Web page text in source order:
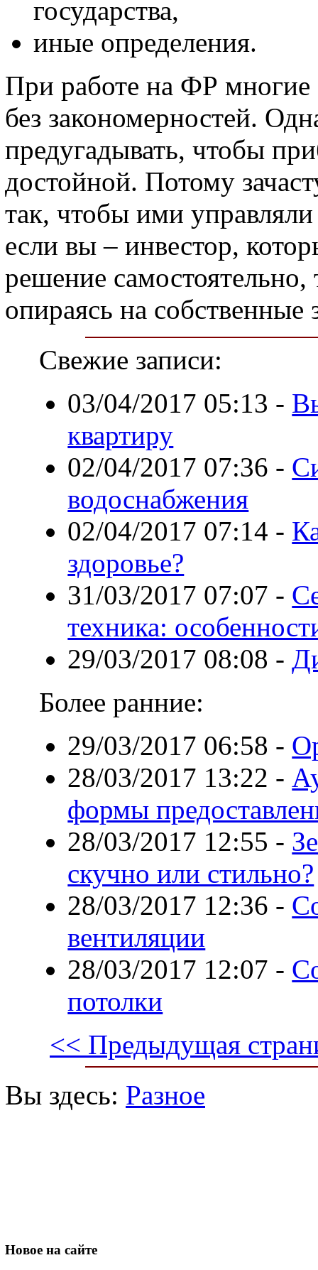
государства,
иные определения.
При работе на ФР многие
без закономерностей.
предугадывать, чтобы
достойной. Потому
так, чтобы ими
если вы – инвестор,
решение самостоятельно,
опираясь на собственные
Свежие записи:
03/04/2017 05:13 -
квартиру
02/04/2017 07:36 -
водоснабжения
02/04/2017 07:14 -
здоровье?
31/03/2017 07:07 -
техника:
29/03/2017 08:08 -
Более ранние:
29/03/2017 06:58 -
28/03/2017 13:22 -
формы
28/03/2017 12:55 -
скучно или стильно?
28/03/2017 12:36 -
вентиляции
28/03/2017 12:07 -
потолки
<< Предыдущая
Вы здесь: Разное
Новое на сайте